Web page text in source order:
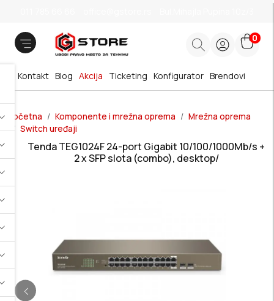
0
Brendovi
Blog Akcija
Kontakt Ticketing Konfigurator
Početna Komponente i mrežna oprema
Mrežna oprema
Switch uređaji
Tenda TEG1024F 24-port Gigabit 10/100/1000Mb/s +
2 x SFP slota (combo), desktop/